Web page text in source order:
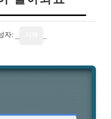
자: